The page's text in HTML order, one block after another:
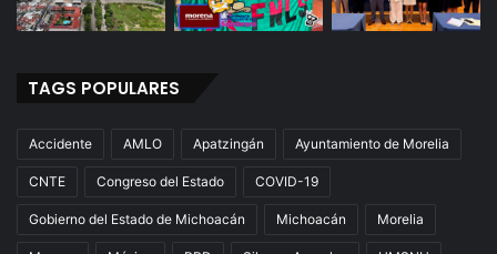
TAGS POPULARES
Accidente AMLO Apatzingán Ayuntamiento de Morelia
CNTE Congreso del Estado COVID-19
Gobierno del Estado de Michoacán Michoacán Morelia